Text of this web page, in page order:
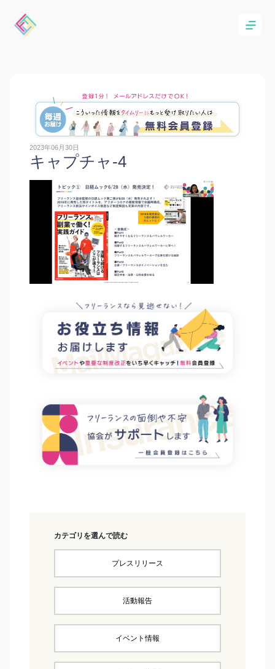
2023年06月30日
キャプチャ-4
カテゴリを選んで読む
プレスリリース
活動報告
イベント情報